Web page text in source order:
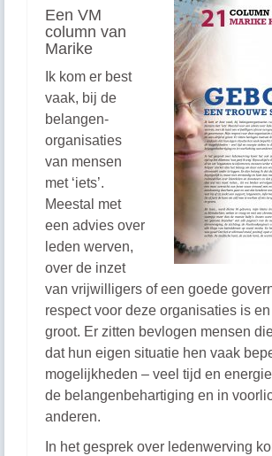
Een VM
column van
Marike
Ik kom er best
vaak, bij de
belangen-
organisaties
van mensen
met ‘iets’.
Meestal met
een advies over
leden werven,
over de inzet
van vrijwilligers of een goede
respect voor deze organisaties is en
groot. Er zitten bevlogen mensen
dat hun eigen situatie hen vaak
mogelijkheden – veel tijd en
de belangenbehartiging en in
anderen.
In het gesprek over ledenwerving